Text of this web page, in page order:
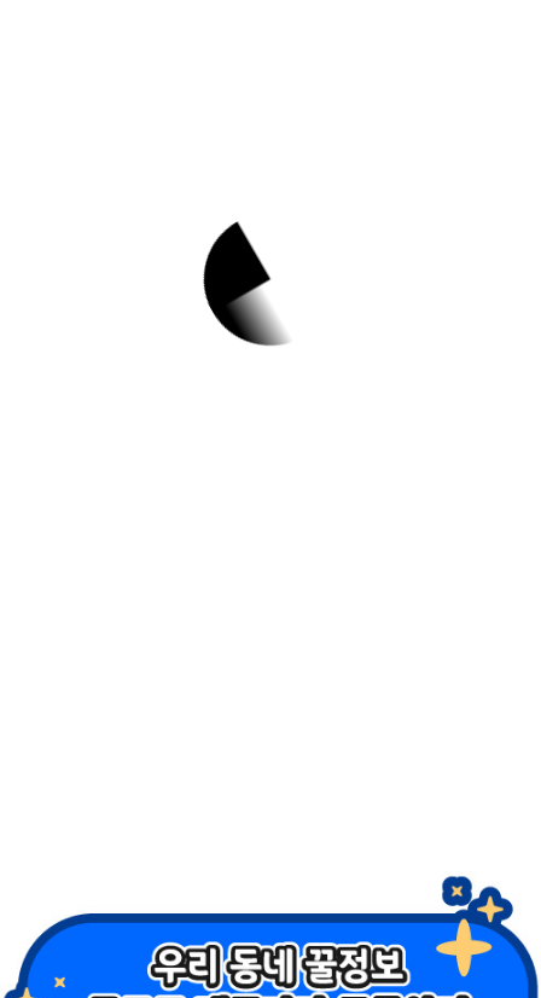
함께하는 영아 신
체놀이
https://gimpo.gseek.kr/member/rl/kimpoEd
uCity/apy/apy_offline_view.do?